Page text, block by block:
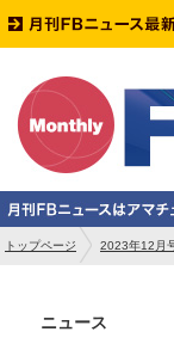
トップページ 2023年12月
ニュース